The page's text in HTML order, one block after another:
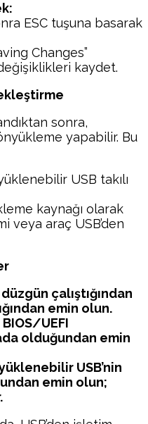
ESC tuşuna basarak
Changes”
kaydet.
sonra,
yapabilir. Bu
USB takılı
kaynağı olarak
veya araç USB’den
düzgün çalıştığından
emin olun.
BIOS/UEFI
olduğundan emin
USB’nin
emin olun;